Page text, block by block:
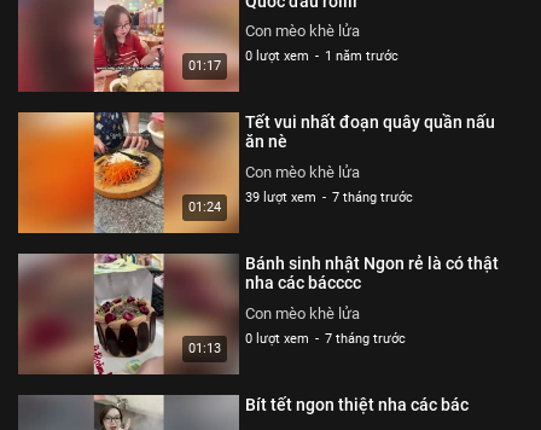
01:17
Con mèo khè lửa
0 lượt xem - 1 năm trước
01:24
Tết vui nhất đoạn quây quần nấu
ăn nè
Con mèo khè lửa
39 lượt xem - 7 tháng trước
01:13
Bánh sinh nhật Ngon rẻ là có thật
nha các bácccc
Con mèo khè lửa
0 lượt xem - 7 tháng trước
Bít tết ngon thiệt nha các bác